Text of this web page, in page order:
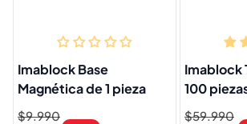
Imablock Base
Magnética de 1 pieza
Precio
$9.990
Precio
Imablock
100
Precio
$59.990
Precio